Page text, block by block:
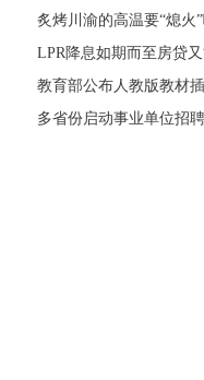
炙烤川渝的高温要“熄火
LPR降息如期而至房贷
教育部公布人教版教材
多省份启动事业单位招